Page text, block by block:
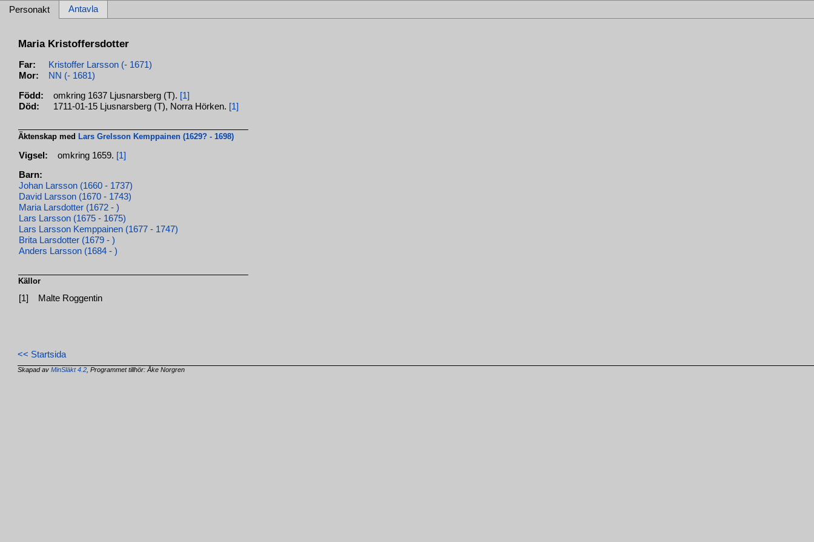
Personakt Antavla
Maria Kristoffersdotter
Far:
Kristoffer Larsson (- 1671)
Mor:
NN (- 1681)
Född: omkring 1637 Ljusnarsberg (T). [1]
Död:
1711-01-15 Ljusnarsberg (T), Norra Hörken. [1]
Äktenskap med Lars Grelsson Kemppainen (1629? - 1698)
Vigsel: omkring 1659. [1]
Barn:
Johan Larsson (1660 - 1737)
David Larsson (1670 - 1743)
Maria Larsdotter (1672 - )
Lars Larsson (1675 - 1675)
Lars Larsson Kemppainen (1677 - 1747)
Brita Larsdotter (1679 - )
Anders Larsson (1684 - )
Källor
[1] Malte Roggentin
<< Startsida
Skapad avMinSläkt 4.2 , Programmet tillhör: Åke Norgren